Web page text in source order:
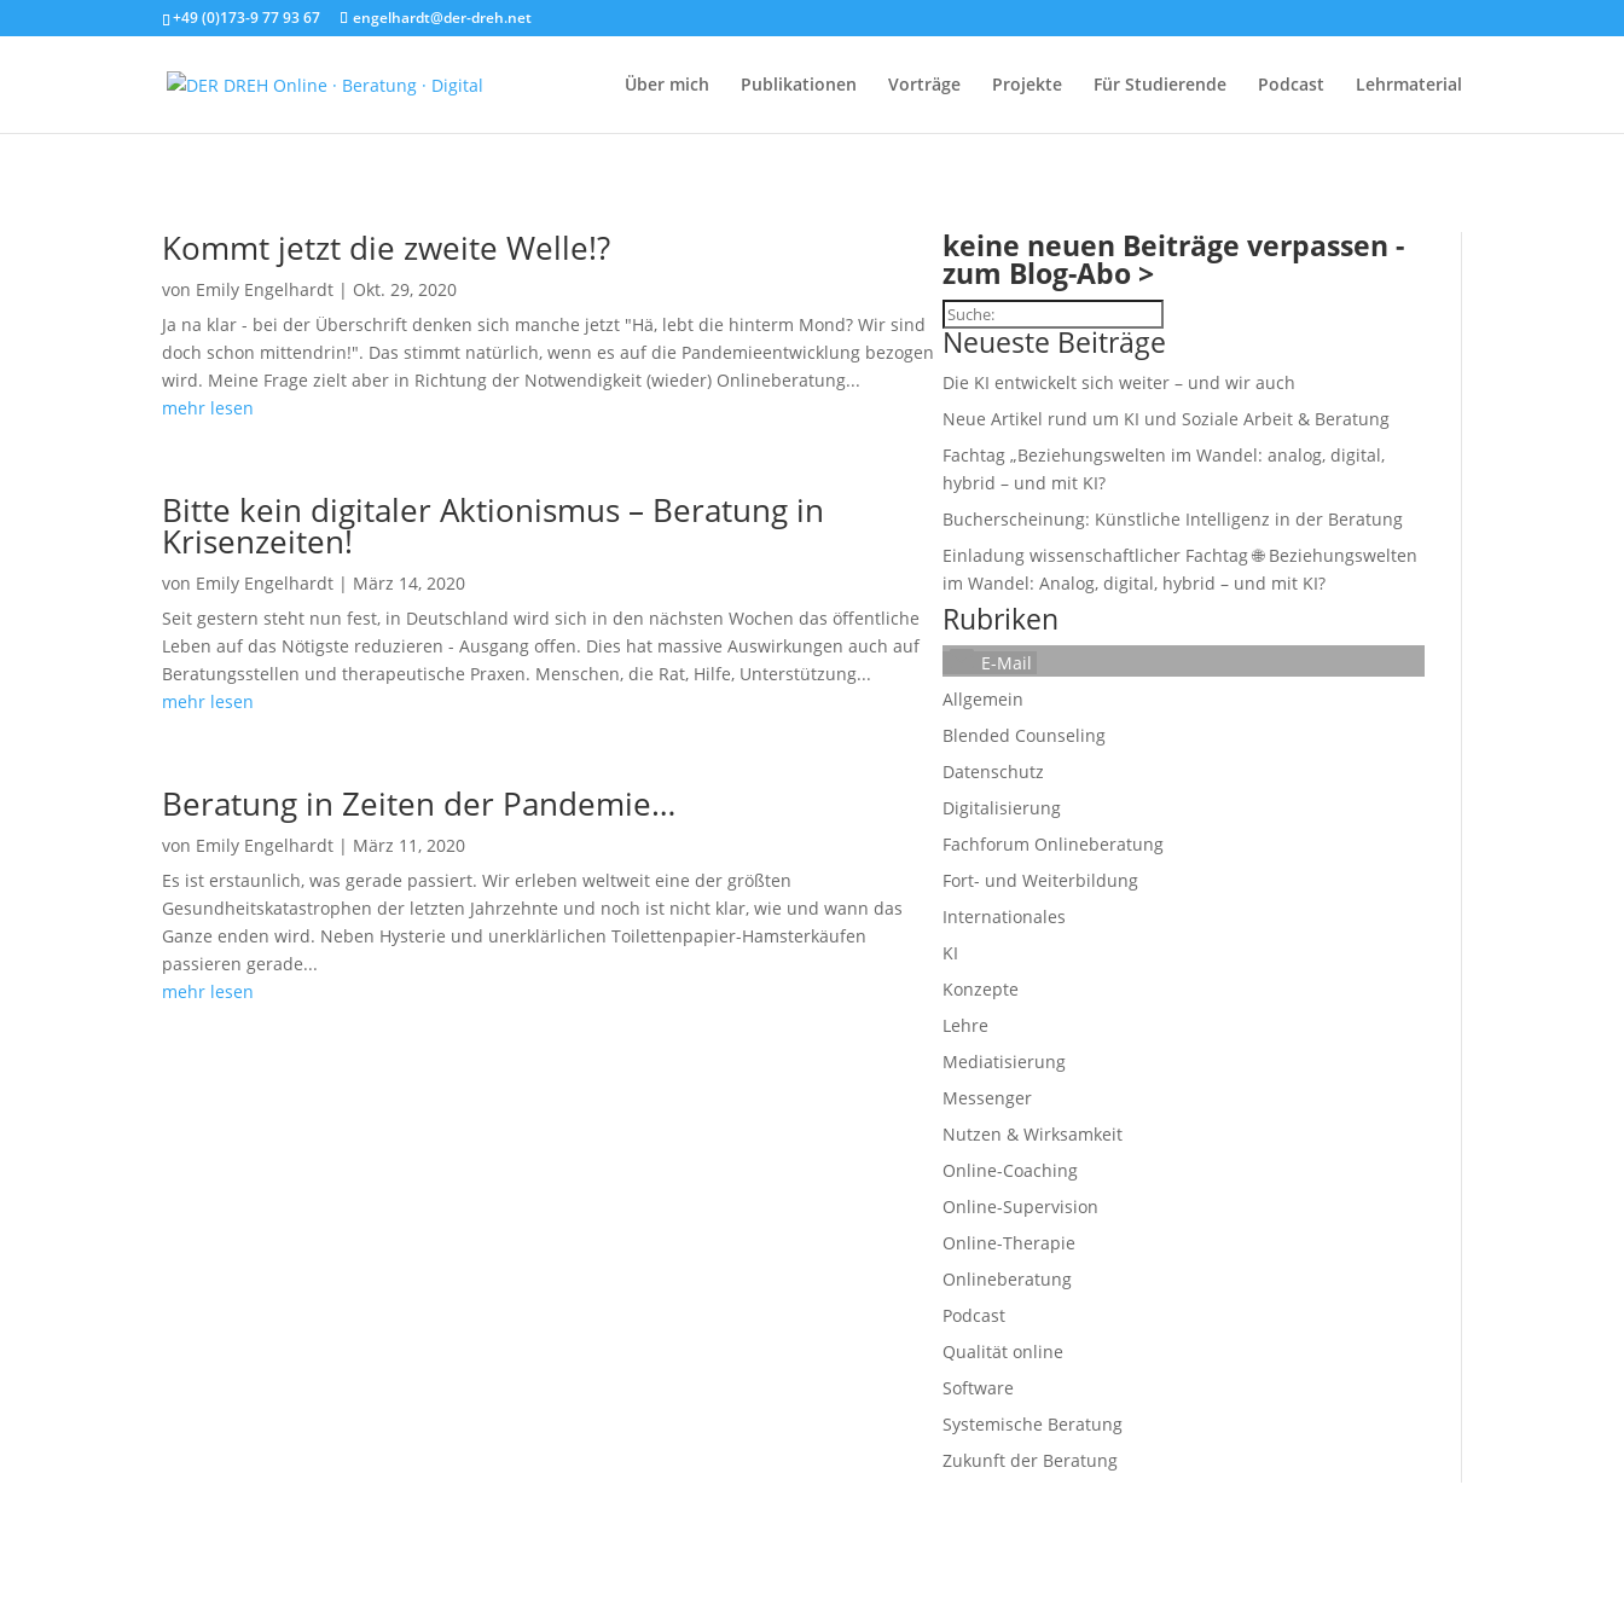
+49 (0)173-9 77 93 67 engelhardt@der-dreh.net
Über mich Publikationen Vorträge Projekte Für Studierende Podcast Lehrmaterial
Kommt jetzt die zweite Welle!?
von Emily Engelhardt | Okt. 29, 2020
Ja na klar - bei der Überschrift denken sich manche jetzt "Hä, lebt die hinterm Mond? Wir sind
doch schon mittendrin!". Das stimmt natürlich, wenn es auf die Pandemieentwicklung bezogen
wird. Meine Frage zielt aber in Richtung der Notwendigkeit (wieder) Onlineberatung...
mehr lesen
Bitte kein digitaler Aktionismus – Beratung in
Krisenzeiten!
von Emily Engelhardt | März 14, 2020
Seit gestern steht nun fest, in Deutschland wird sich in den nächsten Wochen das öffentliche
Leben auf das Nötigste reduzieren - Ausgang offen. Dies hat massive Auswirkungen auch auf
Beratungsstellen und therapeutische Praxen. Menschen, die Rat, Hilfe, Unterstützung...
mehr lesen
Beratung in Zeiten der Pandemie…
von Emily Engelhardt | März 11, 2020
Es ist erstaunlich, was gerade passiert. Wir erleben weltweit eine der größten
Gesundheitskatastrophen der letzten Jahrzehnte und noch ist nicht klar, wie und wann das
Ganze enden wird. Neben Hysterie und unerklärlichen Toilettenpapier-Hamsterkäufen
passieren gerade...
mehr lesen
keine neuen Beiträge verpassen -
zum Blog-Abo >
Suchen
Neueste Beiträge
Die KI entwickelt sich weiter – und wir auch
Neue Artikel rund um KI und Soziale Arbeit & Beratung
Fachtag „Beziehungswelten im Wandel: analog, digital,
hybrid – und mit KI?
Bucherscheinung: Künstliche Intelligenz in der Beratung
Einladung wissenschaftlicher Fachtag 🌐 Beziehungswelten
im Wandel: Analog, digital, hybrid – und mit KI?
Rubriken
E-Mail
Allgemein
Blended Counseling
Datenschutz
Digitalisierung
Fachforum Onlineberatung
Fort- und Weiterbildung
Internationales
KI
Konzepte
Lehre
Mediatisierung
Messenger
Nutzen & Wirksamkeit
Online-Coaching
Online-Supervision
Online-Therapie
Onlineberatung
Podcast
Qualität online
Software
Systemische Beratung
Zukunft der Beratung